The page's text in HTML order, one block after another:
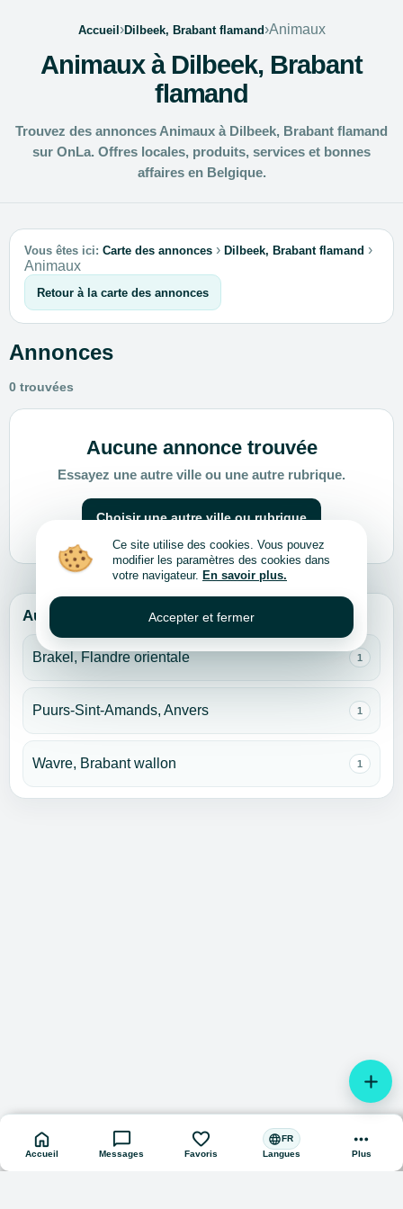
add
home
Accueil
chat_bubble
Messages
favorite
Favoris
languageFR
Langues
more_horiz
Plus
Accueil›Dilbeek, Brabant flamand›Animaux
Animaux à Dilbeek, Brabant
flamand
Trouvez des annonces Animaux à Dilbeek, Brabant flamand
sur OnLa. Offres locales, produits, services et bonnes
affaires en Belgique.
Vous êtes ici: Carte des annonces › Dilbeek, Brabant flamand ›
Animaux
Retour à la carte des annonces
Annonces
0 trouvées
Aucune annonce trouvée
Essayez une autre ville ou une autre rubrique.
Choisir une autre ville ou rubrique
Autres villes pour cette rubrique
Brakel, Flandre orientale 1
Puurs-Sint-Amands, Anvers 1
Wavre, Brabant wallon 1
Ce site utilise des cookies. Vous pouvez
modifier les paramètres des cookies dans
votre navigateur. En savoir plus.
Accepter et fermer